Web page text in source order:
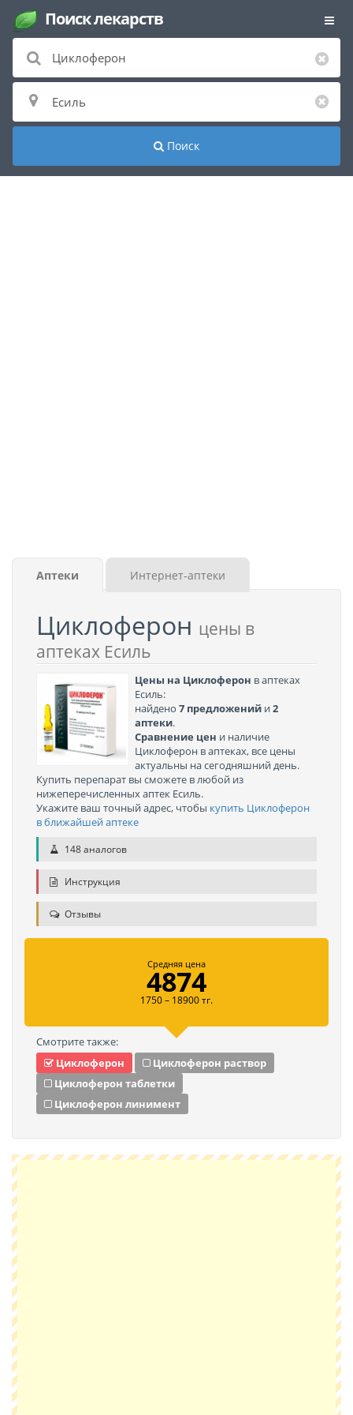
Поиск лекарств
Поиск
Аптеки Интернет-аптеки
Циклоферон цены в
аптеках Есиль
Цены на Циклоферон в аптеках
Есиль:
найдено 7 предложений и2
аптеки.
Сравнение цен и наличие
Циклоферон в аптеках, все цены
актуальны на сегодняшний день.
Купить перепарат вы сможете в любой из
нижеперечисленных аптек Есиль.
Укажите ваш точный адрес, чтобы купить Циклоферон
в ближайшей аптеке
148 аналогов
Инструкция
Отзывы
Средняя цена
4874
1750 – 18900 тг.
Смотрите также:
Циклоферон
Циклоферон раствор
Циклоферон таблетки
Циклоферон линимент